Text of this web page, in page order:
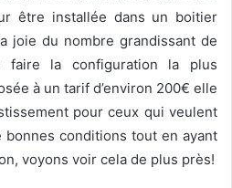
être installée dans un boitier
joie du nombre grandissant de
faire la configuration la plus
à un tarif d’environ 200€ elle
pour ceux qui veulent
bonnes conditions tout en ayant
voyons voir cela de plus près!